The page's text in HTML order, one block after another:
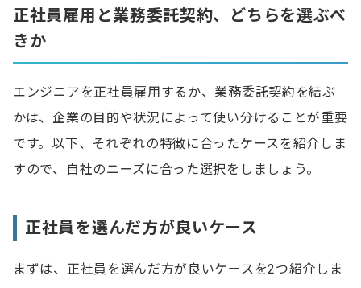
正社員雇用と業務委託契約、どちらを選ぶべ
きか
エンジニアを正社員雇用するか、業務委託契約を結ぶ
かは、企業の目的や状況によって使い分けることが重要
です。以下、それぞれの特徴に合ったケースを紹介しま
すので、自社のニーズに合った選択をしましょう。
正社員を選んだ方が良いケース
まずは、正社員を選んだ方が良いケースを2つ紹介しま